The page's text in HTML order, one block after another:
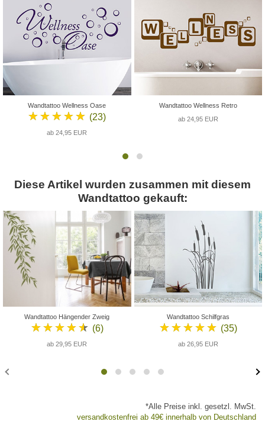
Wandtattoo Wellness Oase
★★★★★ (23)
ab 24,95 EUR
Wandtattoo Wellness Retro
ab 24,95 EUR
Diese Artikel wurden zusammen mit diesem
Wandtattoo gekauft:
Wandtattoo Hängender Zweig
★★★★★ (6)
ab 29,95 EUR
Wandtattoo Schilfgras
★★★★★ (35)
ab 26,95 EUR
*Alle Preise inkl. gesetzl. MwSt.
versandkostenfrei ab 49€ innerhalb von Deutschland